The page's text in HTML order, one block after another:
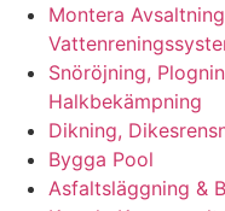
Montera
Snöröjning,
Halkbekämpning
Dikning,
Bygga Pool
Asfaltsläggning &